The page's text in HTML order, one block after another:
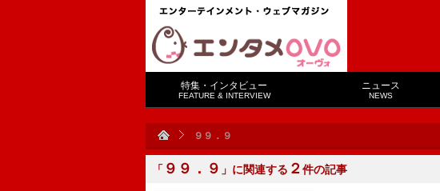
特集・インタビュー
FEATURE & INTERVIEW
ニュース
NEWS
９９．９
「 ９９．９ 」に関連する ２件の記事